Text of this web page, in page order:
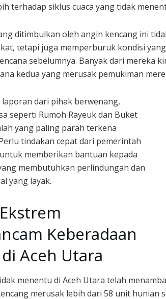
terhadap siklus cuaca yang tidak
ditimbulkan oleh angin kencang ini
tetapi juga memperburuk kondisi
sebelumnya. Banyak dari mereka
kedua yang merusak pemukiman
dari pihak berwenang,
seperti Rumoh Rayeuk dan Buket
yang paling parah terkena
tindakan cepat dari pemerintah
memberikan bantuan kepada
membutuhkan perlindungan dan
yang layak.
Keberadaan
Aceh Utara
menentu di Aceh Utara telah
merusak lebih dari 58 unit hunian